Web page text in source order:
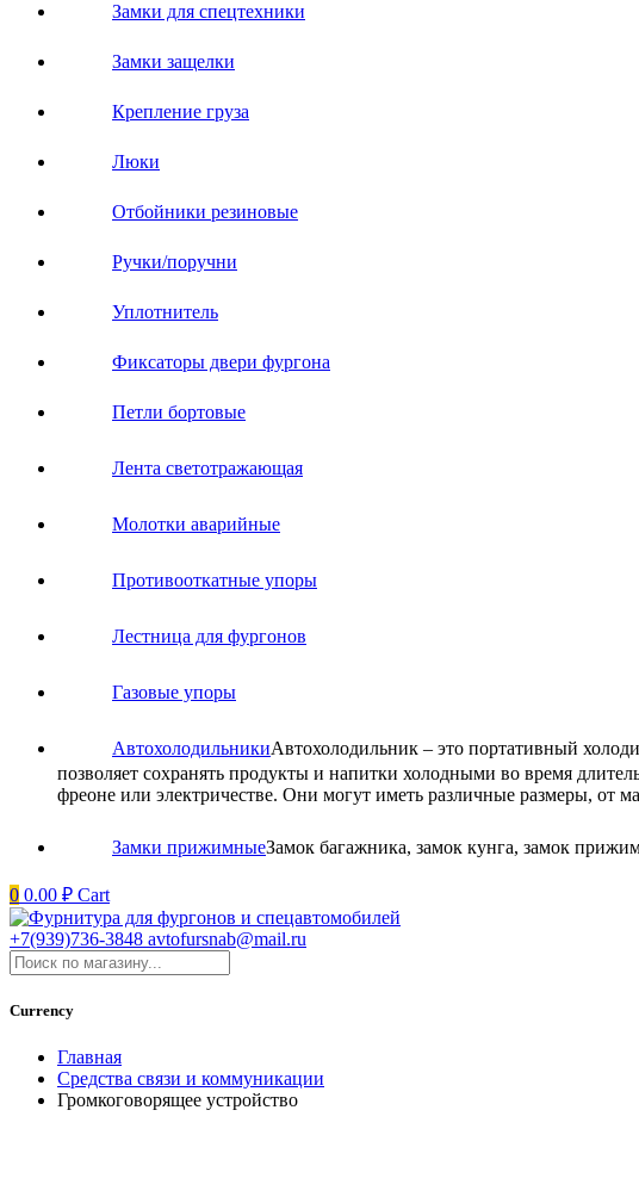
Замки для спецтехники
Замки защелки
Крепление груза
Люки
Отбойники резиновые
Ручки/поручни
Уплотнитель
Фиксаторы двери фургона
Петли бортовые
Лента светотражающая
Молотки аварийные
Противооткатные упоры
Лестница для фургонов
Газовые упоры
АвтохолодильникиАвтохолодильник – это портативный
позволяет сохранять продукты и напитки холодными во время
фреоне или электричестве. Они могут иметь различные размеры, от
Замки прижимныеЗамок багажника, замок кунга, замок
0 0.00 ₽ Cart
+7(939)736-3848 avtofursnab@mail.ru
Currency
Главная
Средства связи и коммуникации
Громкоговорящее устройство